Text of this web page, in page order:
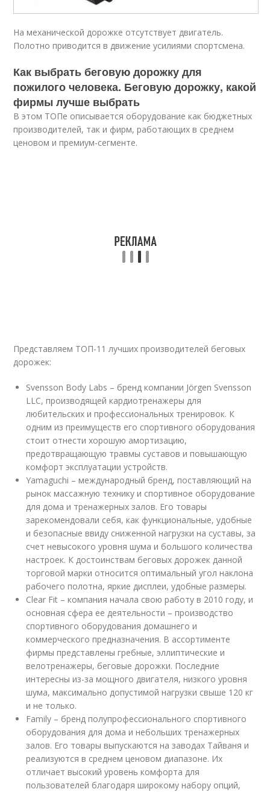
На механической дорожке отсутствует двигатель.
Полотно приводится в движение усилиями спортсмена.
Как выбрать беговую дорожку для
пожилого человека. Беговую дорожку, какой
фирмы лучше выбрать
В этом ТОПе описывается оборудование как бюджетных
производителей, так и фирм, работающих в среднем
ценовом и премиум-сегменте.
Представляем ТОП-11 лучших производителей беговых
дорожек:
Svensson Body Labs – бренд компании Jörgen Svensson
LLC, производящей кардиотренажеры для
любительских и профессиональных тренировок. К
одним из преимуществ его спортивного оборудования
стоит отнести хорошую амортизацию,
предотвращающую травмы суставов и повышающую
комфорт эксплуатации устройств.
Yamaguchi – международный бренд, поставляющий на
рынок массажную технику и спортивное оборудование
для дома и тренажерных залов. Его товары
зарекомендовали себя, как функциональные, удобные
и безопасные ввиду сниженной нагрузки на суставы, за
счет невысокого уровня шума и большого количества
настроек. К достоинствам беговых дорожек данной
торговой марки относится оптимальный угол наклона
рабочего полотна, яркие дисплеи, удобные размеры.
Clear Fit – компания начала свою работу в 2010 году, и
основная сфера ее деятельности – производство
спортивного оборудования домашнего и
коммерческого предназначения. В ассортименте
фирмы представлены гребные, эллиптические и
велотренажеры, беговые дорожки. Последние
интересны из-за мощного двигателя, низкого уровня
шума, максимально допустимой нагрузки свыше 120 кг
и не только.
Family – бренд полупрофессионального спортивного
оборудования для дома и небольших тренажерных
залов. Его товары выпускаются на заводах Тайваня и
реализуются в среднем ценовом диапазоне. Их
отличает высокий уровень комфорта для
пользователей благодаря широкому набору опций,